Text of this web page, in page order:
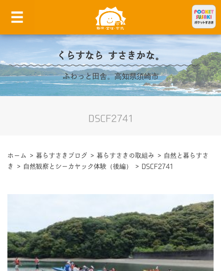
くらすなら すさきかな。
ふわっと田舎。高知県須崎市
DSCF2741
ホーム > 暮らすさきブログ > 暮らすさきの取組み > 自然と暮らすさ
き
> 自然観察とシーカヤック体験（後編） > DSCF2741